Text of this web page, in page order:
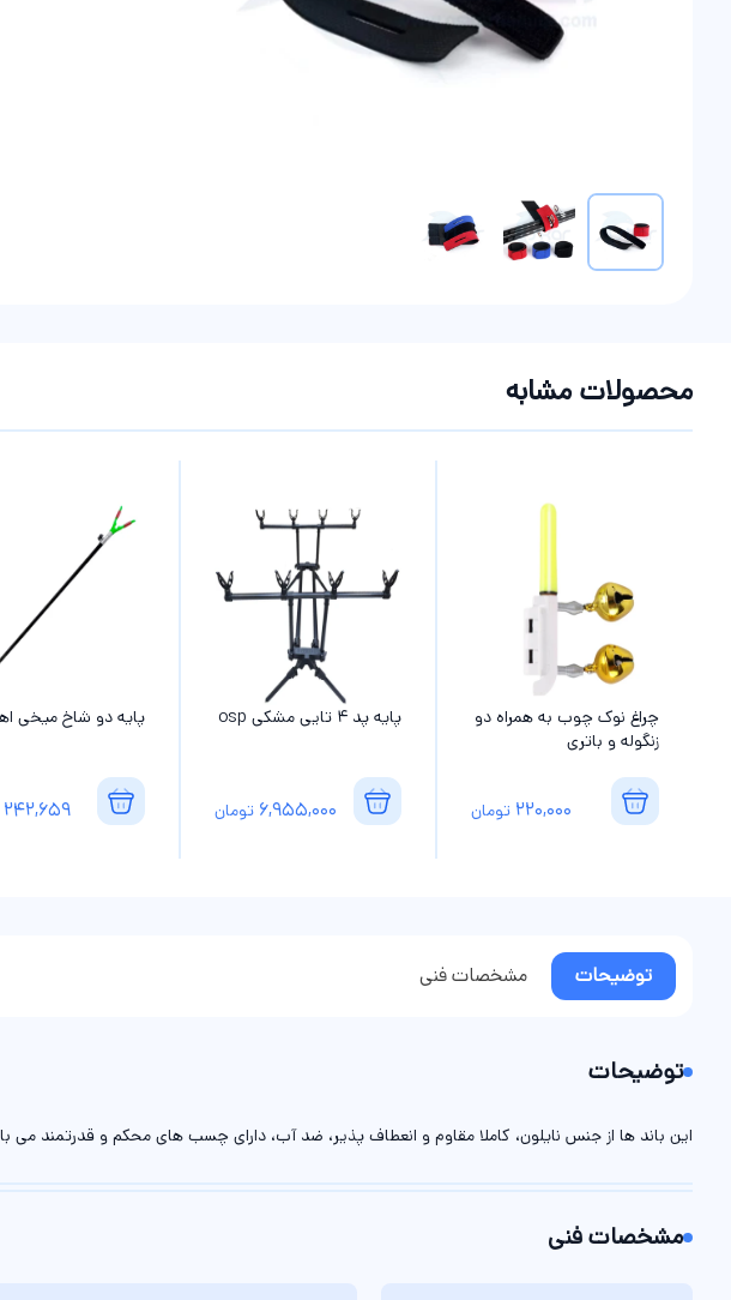
موارد دیگر
محصولات مشابه
چراغ نوک چوب به همراه دو
زنگوله و باتری
220,000 تومان
پایه پد 4 تایی مشکی osp
6,955,000 تومان
پایه دو شاخ میخی
242,659
توضیحات مشخصات فنی
توضیحات
این باند ها از جنس نایلون، کاملا مقاوم و انعطاف پذیر، ضد آب، دارای چسب های محکم و قدرتمند می
مشخصات فنی